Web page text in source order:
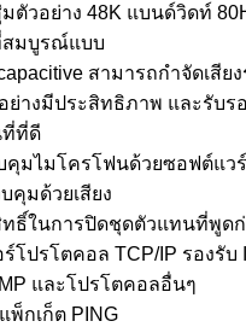
ตัวอย่าง 48K แบนด์วิดท์
สมบูรณ์แบบ
สามารถกำจัดเสีย
ย่างมีประสิทธิภาพ และรับร
ที่ที่ดี
คุมไมโครโฟนด้วยซอฟต์แว
คุมด้วยเสียง
ธิ์ในการปิดชุดตัวแทนที่พูด
โปรโตคอล TCP/IP รองรับ
และโปรโตคอลอื่นๆ
พ็กเก็ต PING